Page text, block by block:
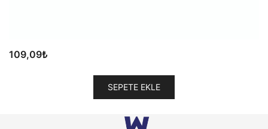
109,09₺
SEPETE EKLE